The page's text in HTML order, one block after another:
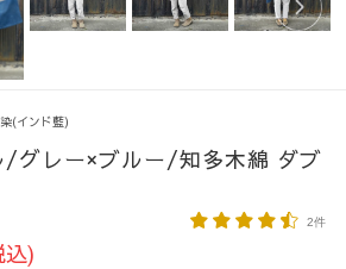
(インド藍)
/グレー×ブルー/知多木綿 ダブ
2件
)